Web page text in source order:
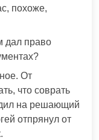
похоже,
дал право
От
что соврать
на решающий
отпрянул от